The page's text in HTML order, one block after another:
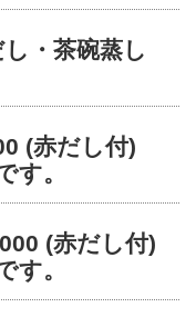
・茶碗蒸し
(赤だし付)
す。
(赤だし付)
す。